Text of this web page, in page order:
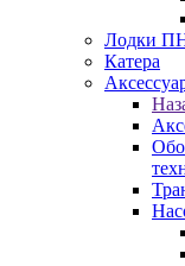
Лодки
Катера